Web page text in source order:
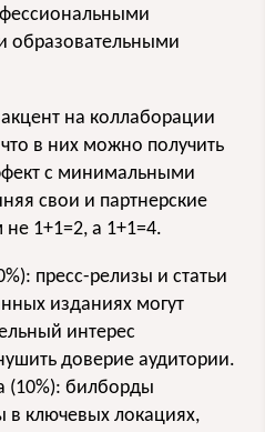
образовательными
на коллаборации
в них можно получить
с минимальными
свои и партнерские
1+1=2, а 1+1=4.
пресс-релизы и статьи
изданиях могут
интерес
доверие аудитории.
(10%): билборды
ключевых локациях,